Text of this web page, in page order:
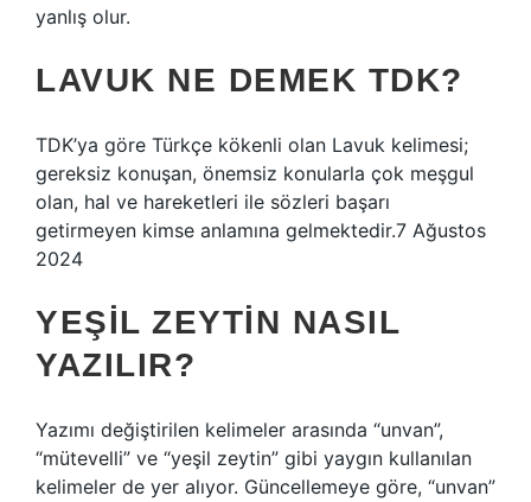
yanlış olur.
LAVUK NE DEMEK TDK?
TDK’ya göre Türkçe kökenli olan Lavuk kelimesi;
gereksiz konuşan, önemsiz konularla çok meşgul
olan, hal ve hareketleri ile sözleri başarı
getirmeyen kimse anlamına gelmektedir.7 Ağustos
2024
YEŞIL ZEYTIN NASIL
YAZILIR?
Yazımı değiştirilen kelimeler arasında “unvan”,
“mütevelli” ve “yeşil zeytin” gibi yaygın kullanılan
kelimeler de yer alıyor. Güncellemeye göre, “unvan”